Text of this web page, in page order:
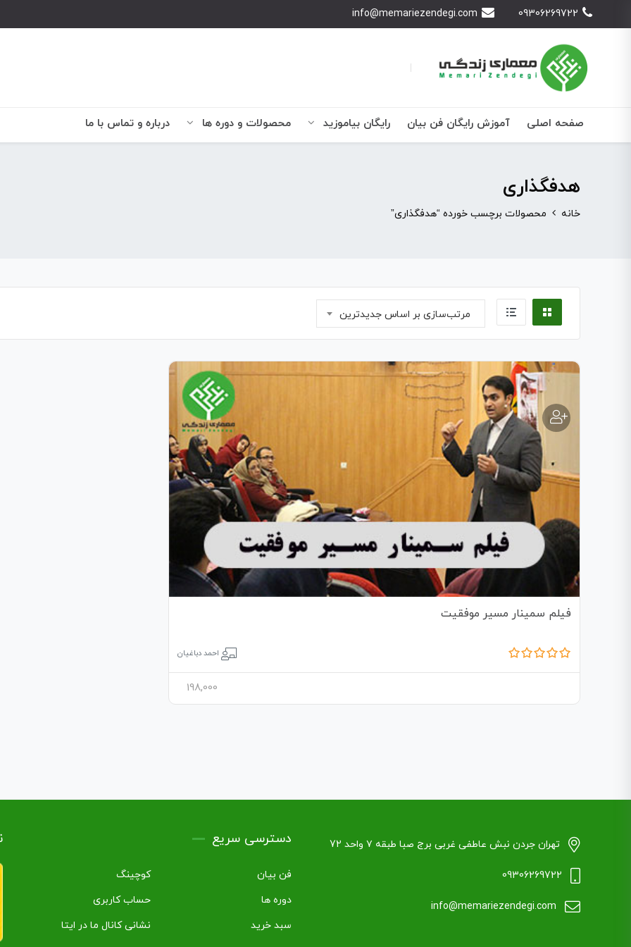
09306269722
info@memariezendegi.com
صفحه اصلی آموزش رایگان فن بیان رایگان بیاموزید محصولات و دوره ها درباره و تماس با ما
هدفگذاری
خانه محصولات برچسب خورده “هدفگذاری”
مرتب‌سازی بر اساس جدیدترین
فیلم سمینار مسیر موفقیت
احمد دباغیان
198,000
تهران جردن نبش عاطفی غربی برج صبا طبقه ۷ واحد 72
09306269722
info@memariezendegi.com
دسترسی سریع
فن بیان
کوچینگ
دوره ها
حساب کاربری
سبد خرید
نشانی کانال ما در ایتا